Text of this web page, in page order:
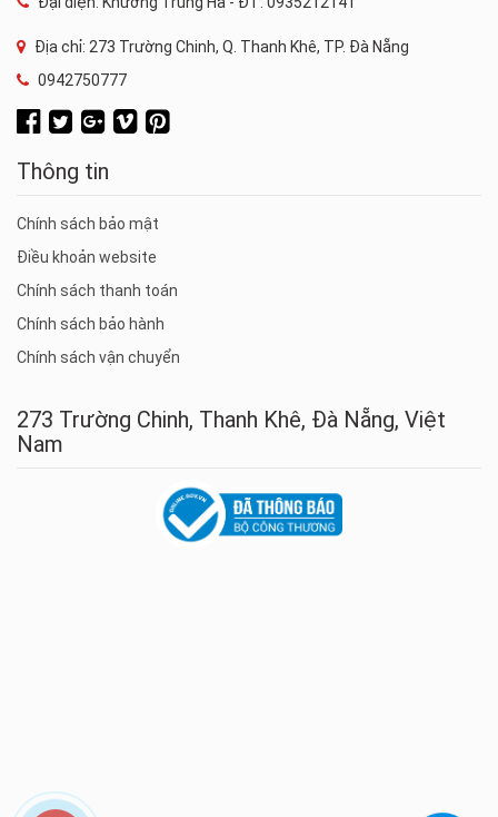
Địa chỉ: 273 Trường Chinh, Q. Thanh Khê, TP. Đà Nẵng
0942750777
Thông tin
Chính sách bảo mật
Điều khoản website
Chính sách thanh toán
Chính sách bảo hành
Chính sách vận chuyển
273 Trường Chinh, Thanh Khê, Đà Nẵng, Việt
Nam